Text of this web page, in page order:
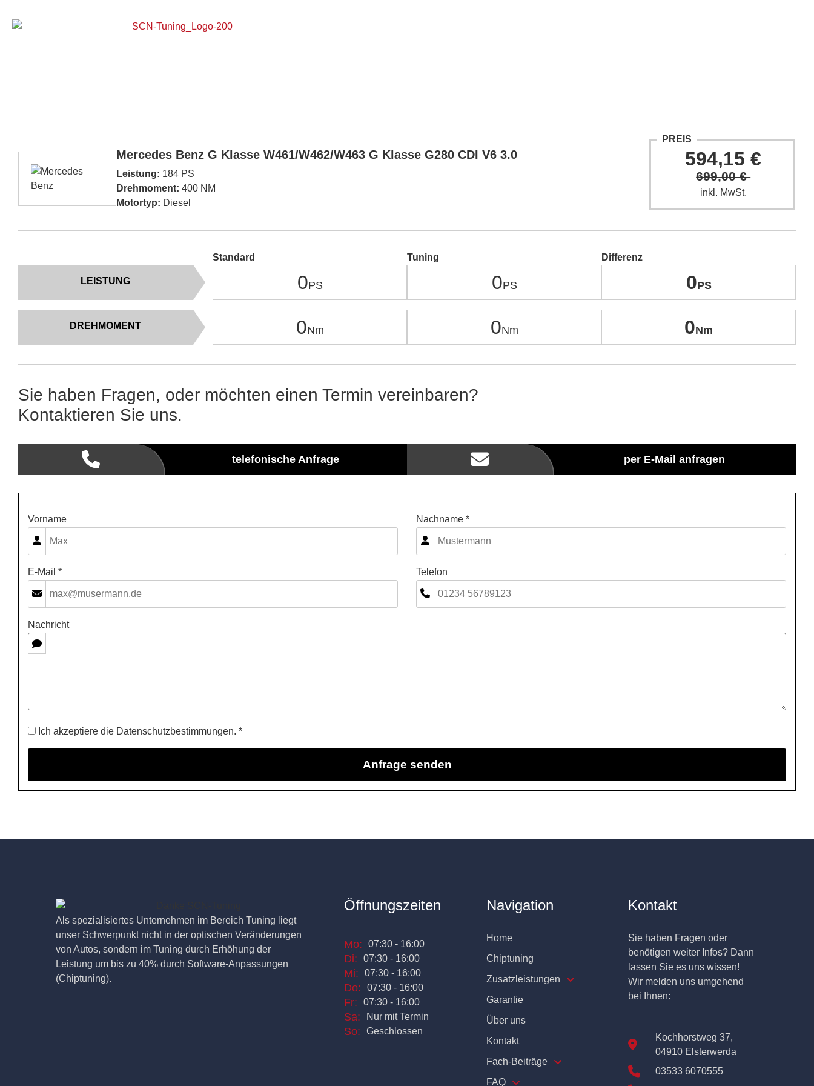
Mercedes Benz G Klasse W461/W462/W463 G Klasse G280 CDI V6 3.0
Leistung: 184 PS
Drehmoment: 400 NM
Motortyp: Diesel
PREIS
594,15 €
699,00 €
inkl. MwSt.
LEISTUNG
DREHMOMENT
Standard
0
0
Tuning
0
0
Differenz
0
0
Sie haben Fragen, oder möchten einen Termin vereinbaren?
Kontaktieren Sie uns.
telefonische Anfrage per E-Mail anfragen
Vorname Nachname *
E-Mail * Telefon
Nachricht
Ich akzeptiere die Datenschutzbestimmungen. *
Als spezialisiertes Unternehmen im Bereich Tuning liegt
unser Schwerpunkt nicht in der optischen Veränderungen
von Autos, sondern im Tuning durch Erhöhung der
Leistung um bis zu 40% durch Software-Anpassungen
(Chiptuning).
Öffnungszeiten
Mo: 07:30 - 16:00
Di: 07:30 - 16:00
Mi: 07:30 - 16:00
Do: 07:30 - 16:00
Fr: 07:30 - 16:00
Sa: Nur mit Termin
So: Geschlossen
Navigation
Home
Chiptuning
Zusatzleistungen
Garantie
Über uns
Kontakt
Fach-Beiträge
FAQ
Kontakt
Sie haben Fragen oder
benötigen weiter Infos? Dann
lassen Sie es uns wissen!
Wir melden uns umgehend
bei Ihnen:
Kochhorstweg 37,
04910 Elsterwerda
03533 6070555